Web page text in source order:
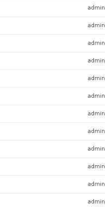
admin
admin
admin
admin
admin
admin
admin
admin
admin
admin
admin
admin